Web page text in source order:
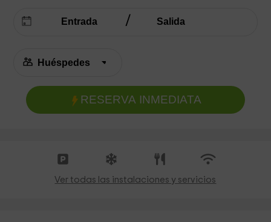
RESERVA INMEDIATA
Ver todas las instalaciones y servicios